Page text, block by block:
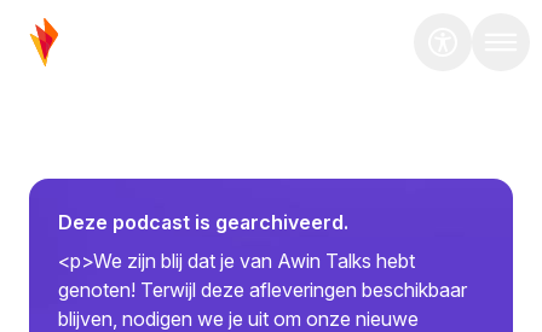
Deze podcast is gearchiveerd.
<p>We zijn blij dat je van Awin Talks hebt
genoten! Terwijl deze afleveringen beschikbaar
blijven, nodigen we je uit om onze nieuwe